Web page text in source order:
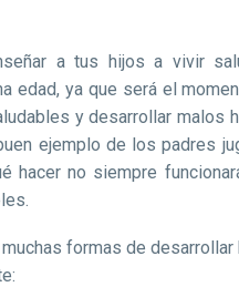
a tus hijos a vivir
edad, ya que será el
y desarrollar malos
ejemplo de los padres
hacer no siempre
formas de